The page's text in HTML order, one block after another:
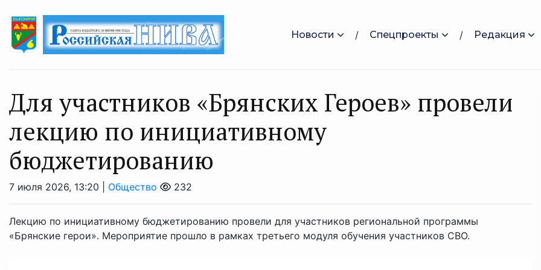
Новости Спецпроекты Редакция
Для участников «Брянских Героев» провели
лекцию по инициативному
бюджетированию
7 июля 2026, 13:20 | Общество 232
Лекцию по инициативному бюджетированию провели для участников региональной программы
«Брянские герои». Мероприятие прошло в рамках третьего модуля обучения участников СВО.